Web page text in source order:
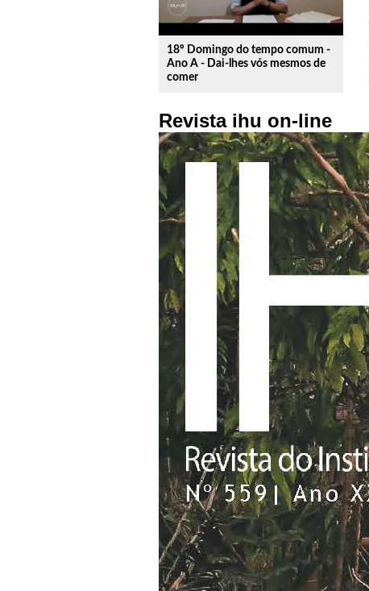
18º Domingo do tempo comum -
Ano A - Dai-lhes vós mesmos de
comer
Revista ihu on-line